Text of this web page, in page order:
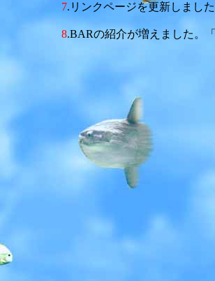
7.リンクページを更新しました
8.BARの紹介が増えました。